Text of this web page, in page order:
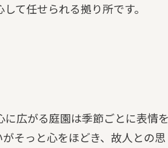
て任せられる拠り所です。
広がる庭園は季節ごとに表情
そっと心をほどき、故人との思